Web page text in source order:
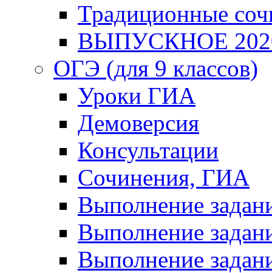
Традиционные
ВЫПУСКНОЕ
ОГЭ (для 9 классов)
Уроки ГИА
Демоверсия
Консультации
Сочинения, ГИА
Выполнение
Выполнение
Выполнение